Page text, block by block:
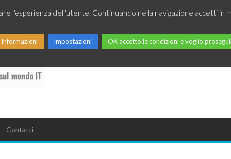
Contatti
l'esperienza dell'utente. Continuando nella navigazione accetti in
Impostazioni OK accetto le condizioni e voglio